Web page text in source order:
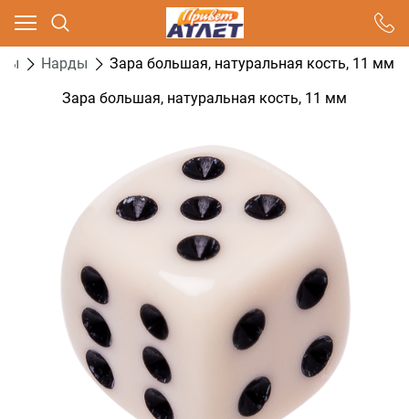
Нарды
Зара большая, натуральная кость, 11 мм
Зара большая, натуральная кость, 11 мм
Ваш город - Москва,
угадали?
ДА НЕТ